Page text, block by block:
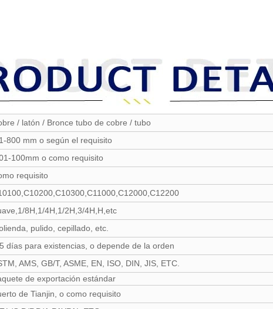
/ latón / Bronce tubo de cobre / tubo
800 mm o según el requisito
100mm o como requisito
requisito
8H,1/4H,1/2H,3/4H,H,etc
pulido, cepillado, etc.
días para existencias, o depende de la orden
AMS, GB/T, ASME, EN, ISO, DIN, JIS, ETC.
de exportación estándar
de Tianjin, o como requisito